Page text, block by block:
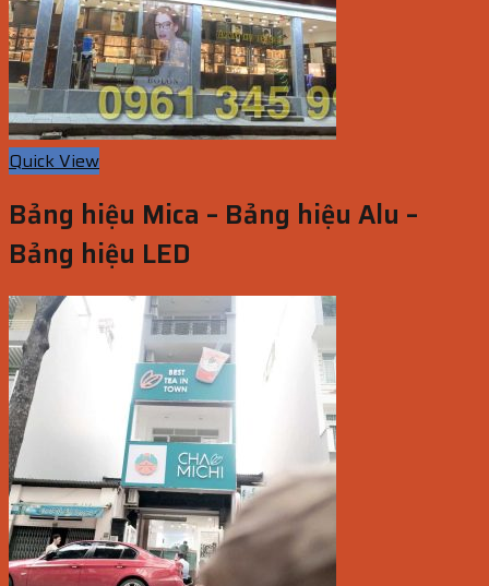
Quick View
Bảng hiệu Mica – Bảng hiệu Alu –
Bảng hiệu LED